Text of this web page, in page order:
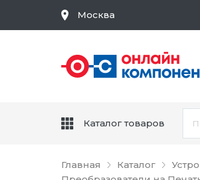
Главная Каталог
Москва
Каталог товаров